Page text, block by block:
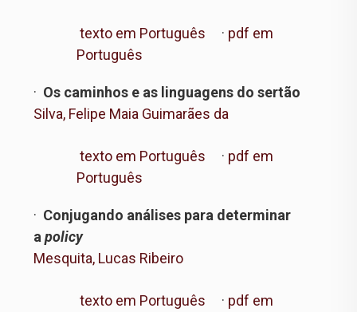
texto em Português · pdf em
Português
· Os caminhos e as linguagens do sertão
Silva, Felipe Maia Guimarães da
texto em Português · pdf em
Português
· Conjugando análises para determinar
a policy
Mesquita, Lucas Ribeiro
texto em Português · pdf em